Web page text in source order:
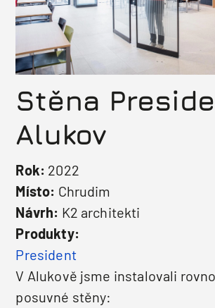
Stěna
Alukov
Rok: 2022
Místo: Chrudim
Návrh: K2 architekti
Produkty:
President
V Alukově jsme instalovali
posuvné stěny: